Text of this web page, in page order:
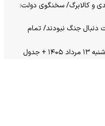
و کالابرگ/ سخنگوی دولت:
جنگ نبودند/ تمام
جدول